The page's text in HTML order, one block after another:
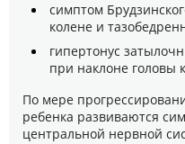
симптом
колене и
гипертонус
при наклоне головы
По мере
ребенка развиваются
центральной нервной